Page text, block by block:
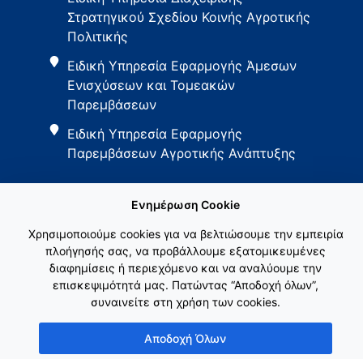
Στρατηγικού Σχεδίου Κοινής Αγροτικής
Πολιτικής
Ειδική Υπηρεσία Εφαρμογής Άμεσων
Ενισχύσεων και Τομεακών
Παρεμβάσεων
Ειδική Υπηρεσία Εφαρμογής
Παρεμβάσεων Αγροτικής Ανάπτυξης
Εθνικό Δίκτυο ΚΑΠ
Ενημέρωση Cookie
Χρησιμοποιούμε cookies για να βελτιώσουμε την εμπειρία
πλοήγησής σας, να προβάλλουμε εξατομικευμένες
διαφημίσεις ή περιεχόμενο και να αναλύουμε την
επισκεψιμότητά μας. Πατώντας “Αποδοχή όλων”,
συναινείτε στη χρήση των cookies.
Αποδοχή Όλων